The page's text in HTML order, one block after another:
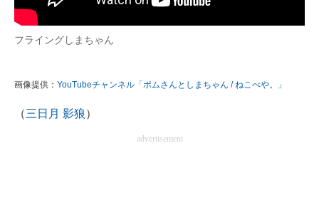
フライングしまちゃん
画像提供： YouTubeチャンネル「ポムさんとしまちゃん / ねこべや。」
（三日月 影狼）
advertisement